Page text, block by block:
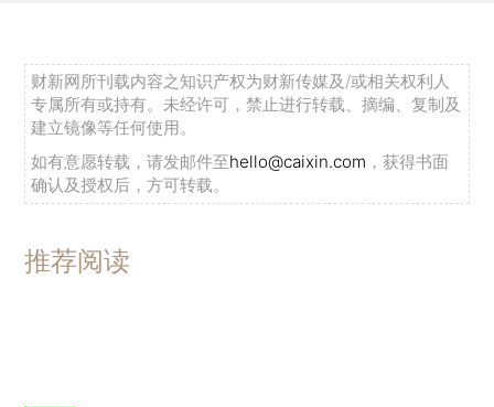
财新网所刊载内容之知识产权为财新传媒及/或相关权利人
专属所有或持有。未经许可，禁止进行转载、摘编、复制及
建立镜像等任何使用。
如有意愿转载，请发邮件至hello@caixin.com ，获得书面
确认及授权后，方可转载。
推荐阅读